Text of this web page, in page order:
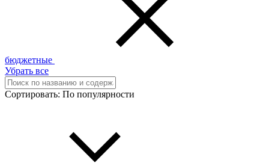
бюджетные
Убрать все
Сортировать: По популярности